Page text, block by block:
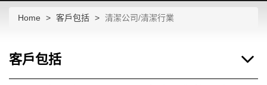
Browse
Home 客戶包括 清潔公司/清潔行業
客戶包括